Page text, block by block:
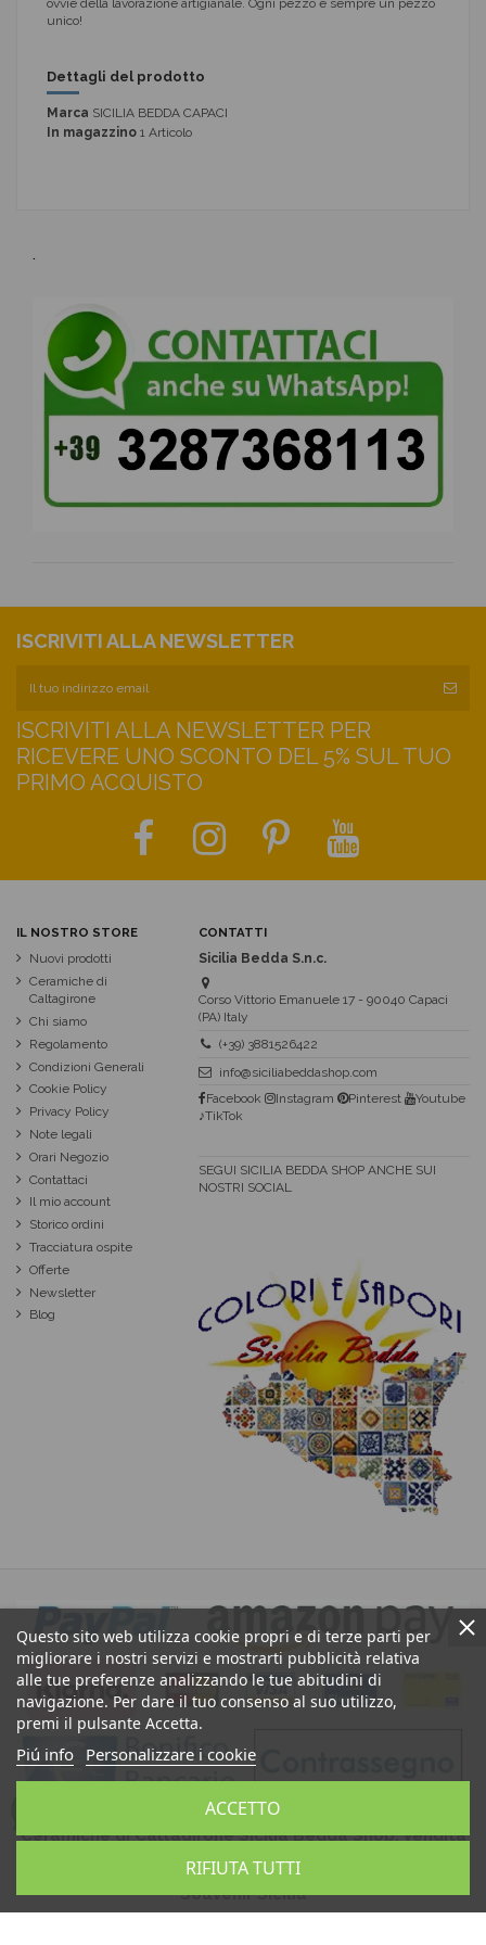
ovvie della lavorazione artigianale. Ogni pezzo è sempre un pezzo
unico!
Dettagli del prodotto
Marca SICILIA BEDDA CAPACI
In magazzino 1 Articolo
ISCRIVITI ALLA NEWSLETTER
ISCRIVITI ALLA NEWSLETTER PER
RICEVERE UNO SCONTO DEL 5% SUL TUO
PRIMO ACQUISTO
Questo sito web utilizza cookie propri e di terze parti per
migliorare i nostri servizi e mostrarti pubblicità relativa
alle tue preferenze analizzando le tue abitudini di
navigazione. Per dare il tuo consenso al suo utilizzo,
premi il pulsante Accetta.
Piú info Personalizzare i cookie
RIFIUTA TUTTI
ACCETTO
IL NOSTRO STORE
Nuovi prodotti
Ceramiche di
Caltagirone
Chi siamo
Regolamento
Condizioni Generali
Cookie Policy
Privacy Policy
Note legali
Orari Negozio
Contattaci
Il mio account
Storico ordini
Tracciatura ospite
Offerte
Newsletter
Blog
CONTATTI
Sicilia Bedda S.n.c.
Corso Vittorio Emanuele 17 - 90040 Capaci
(PA) Italy
(+39) 3881526422
info@siciliabeddashop.com
Facebook
Instagram Pinterest
Youtube
♪TikTok
SEGUI SICILIA BEDDA SHOP ANCHE SUI
NOSTRI SOCIAL
Ceramiche di Caltagirone Sicilia Bedda Shop: Vendita
Siciliana, Artigianato Siciliano, Prodotti Tipici Siciliani,
Souvenir Sicilia